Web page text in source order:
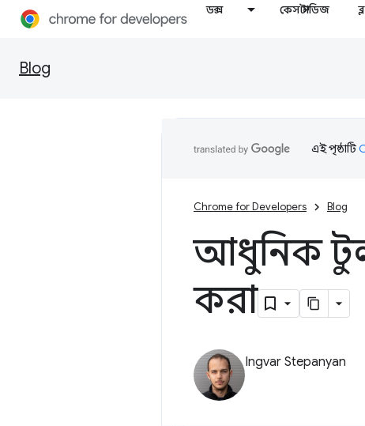
ডক্স কেস স্টাডিজ
Blog
এই পৃষ্ঠাটি
Chrome for Developers Blog
আধুনিক
করা
Ingvar Stepanyan